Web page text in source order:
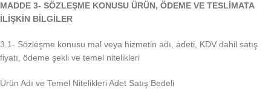
MADDE 3- SÖZLEŞME KONUSU ÜRÜN, ÖDEME VE TESLİMATA
İLİŞKİN BİLGİLER
3.1- Sözleşme konusu mal veya hizmetin adı, adeti, KDV dahil satış
fiyatı, ödeme şekli ve temel nitelikleri
Ürün Adı ve Temel Nitelikleri Adet Satış Bedeli